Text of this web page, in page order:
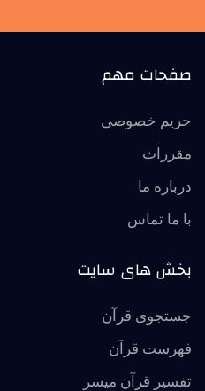
صفحات مهم
حریم خصوصی
مقررات
درباره ما
با ما تماس
بخش های سایت
جستجوی قرآن
فهرست قرآن
تفسير قرآن ميسر